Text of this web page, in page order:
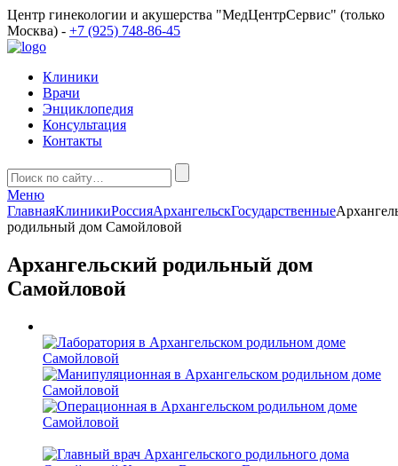
Центр гинекологии и акушерства "МедЦентрСервис" (только
Москва) - +7 (925) 748-86-45
Клиники
Врачи
Энциклопедия
Консультация
Контакты
Меню
ГлавнаяКлиникиРоссияАрхангельскГосударственные
родильный дом Самойловой
Архангельский родильный дом
Самойловой